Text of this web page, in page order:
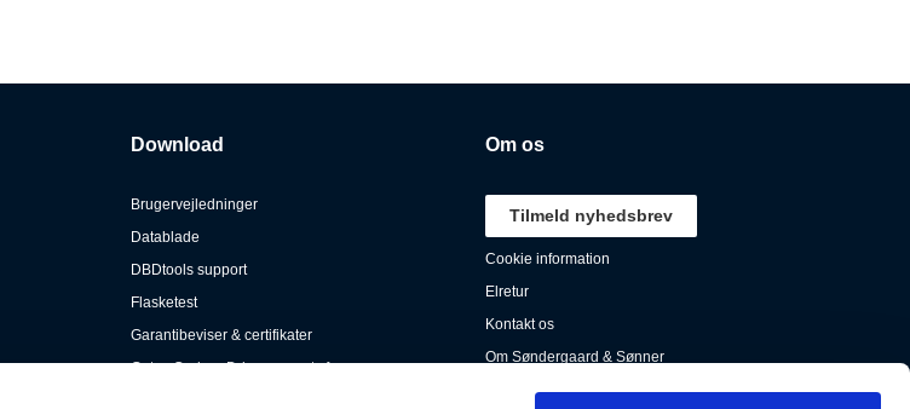
Download
Brugervejledninger
Datablade
DBDtools support
Flasketest
Garantibeviser & certifikater
Gates Carbon Drive warranty form
Om os
Tilmeld nyhedsbrev
Cookie information
Elretur
Kontakt os
Om Søndergaard & Sønner
Persondata